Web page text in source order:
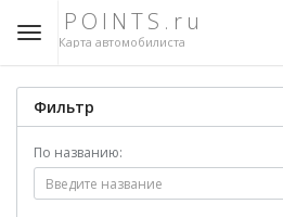
POINTS.ru
Карта автомобилиста
Фильтр
По названию: